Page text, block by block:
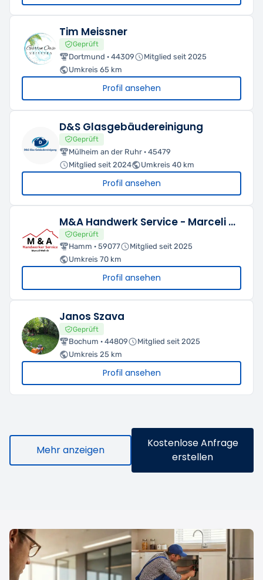
Tim Meissner
Geprüft
Dortmund · 44309
Mitglied seit 2025
Umkreis 65 km
Profil ansehen
D&S Glasgebäudereinigung
Geprüft
Mülheim an der Ruhr · 45479
Mitglied seit 2024
Umkreis 40 km
Profil ansehen
M&A Handwerk Service - Marceli Wollnik
Geprüft
Hamm · 59077
Mitglied seit 2025
Umkreis 70 km
Profil ansehen
Janos Szava
Geprüft
Bochum · 44809
Mitglied seit 2025
Umkreis 25 km
Profil ansehen
Mehr anzeigen
Kostenlose Anfrage
erstellen